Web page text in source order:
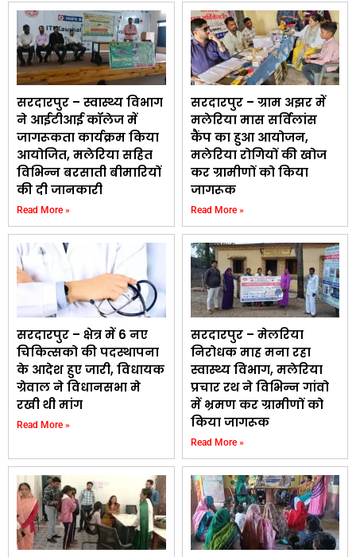
सरदारपुर – स्वास्थ्य विभाग
ने आईटीआई कॉलेज में
जागरूकता कार्यक्रम किया
आयोजित, मलेरिया सहित
विभिन्न बरसाती बीमारियों
की दी जानकारी
Read More »
सरदारपुर – ग्राम अझर में
मलेरिया मास सर्विलांस
कैंप का हुआ आयोजन,
मलेरिया रोगियों की खोज
कर ग्रामीणों को किया
जागरूक
Read More »
सरदारपुर – क्षेत्र में 6 नए
चिकित्सको की पदस्थापना
के आदेश हुए जारी, विधायक
ग्रेवाल ने विधानसभा मे
रखी थी मांग
Read More »
सरदारपुर – मेलरिया
निरोधक माह मना रहा
स्वास्थ्य विभाग, मलेरिया
प्रचार रथ ने विभिन्न गांवो
में भ्रमण कर ग्रामीणों को
किया जागरूक
Read More »